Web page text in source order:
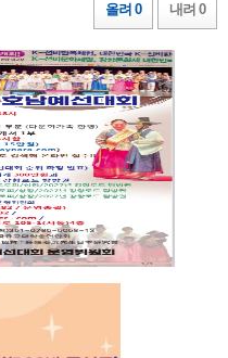
올려 0 내려 0